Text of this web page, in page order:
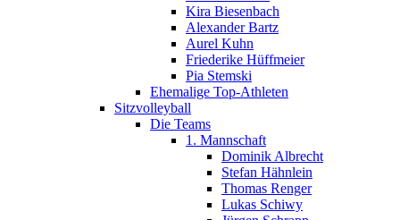
Kira Biesenbach
Alexander Bartz
Aurel Kuhn
Friederike Hüffmeier
Pia Stemski
Ehemalige Top-Athleten
Sitzvolleyball
Die Teams
1. Mannschaft
Dominik Albrecht
Stefan Hähnlein
Thomas Renger
Lukas Schiwy